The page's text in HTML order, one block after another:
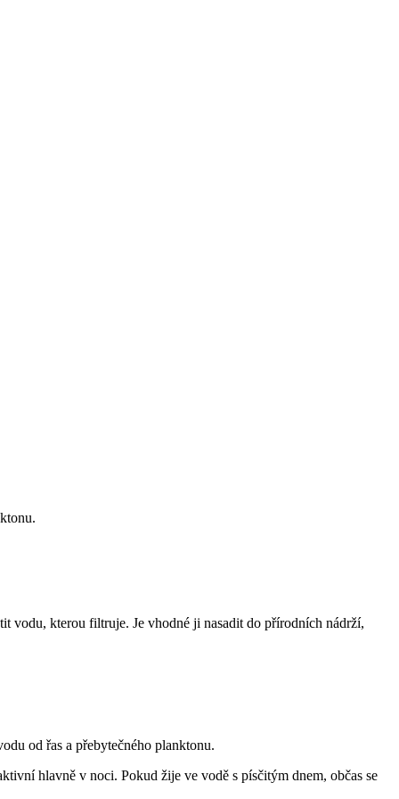
vodu, kterou filtruje. Je vhodné ji nasadit do přírodních nádrží,
od řas a přebytečného planktonu.
hlavně v noci. Pokud žije ve vodě s písčitým dnem, občas se